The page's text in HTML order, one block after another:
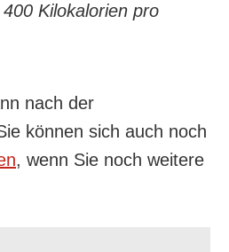
Kilokalorien pro
nach der
können sich auch noch
, wenn Sie noch weitere